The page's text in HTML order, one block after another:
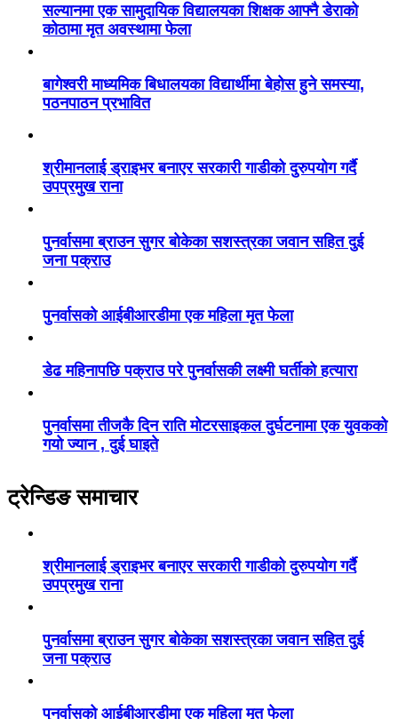
सल्यानमा एक सामुदायिक विद्यालयका शिक्षक आफ्नै डेराको
कोठामा मृत अवस्थामा फेला
बागेश्वरी माध्यमिक बिधालयका विद्यार्थीमा बेहोस हुने समस्या,
पठनपाठन प्रभावित
श्रीमानलाई ड्राइभर बनाएर सरकारी गाडीको दुरुपयोग गर्दै
उपप्रमुख राना
पुनर्वासमा ब्राउन सुगर बोकेका सशस्त्रका जवान सहित दुई
जना पक्राउ
पुनर्वासको आईबीआरडीमा एक महिला मृत फेला
डेढ महिनापछि पक्राउ परे पुनर्वासकी लक्ष्मी घर्तीको हत्यारा
पुनर्वासमा तीजकै दिन राति मोटरसाइकल दुर्घटनामा एक युवकको
गयो ज्यान , दुई घाइते
ट्रेन्डिङ समाचार
श्रीमानलाई ड्राइभर बनाएर सरकारी गाडीको दुरुपयोग गर्दै
उपप्रमुख राना
पुनर्वासमा ब्राउन सुगर बोकेका सशस्त्रका जवान सहित दुई
जना पक्राउ
पुनर्वासको आईबीआरडीमा एक महिला मृत फेला